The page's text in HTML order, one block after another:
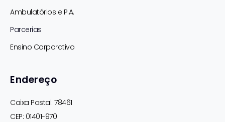
Ambulatórios e P.A.
Parcerias
Ensino Corporativo
Endereço
Caixa Postal: 78461
CEP: 01401-970